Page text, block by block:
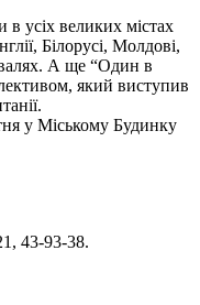
в усіх великих містах
Білорусі, Молдові,
А ще “Один в
який виступив
у Міському Будинку
43-93-38.